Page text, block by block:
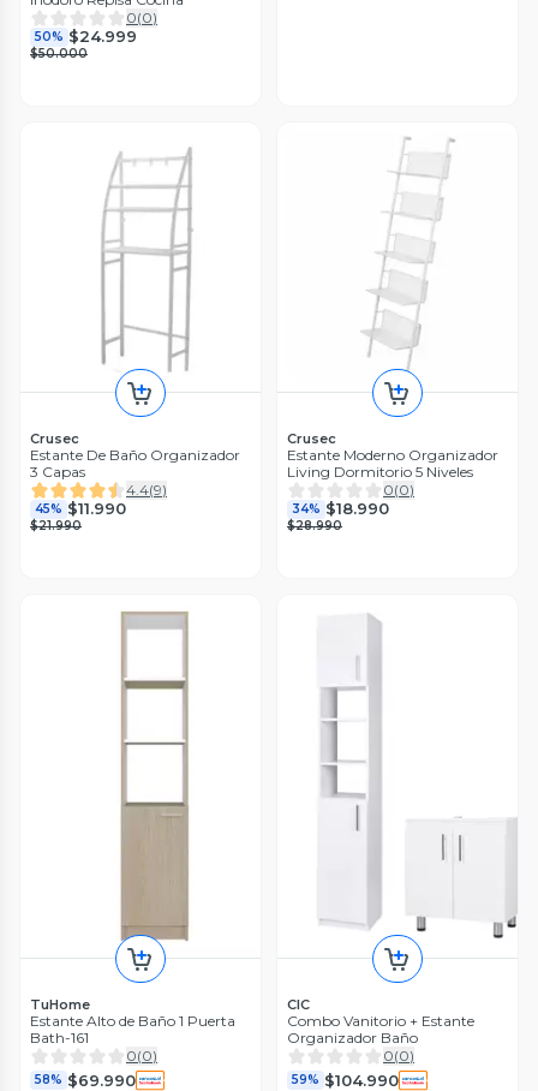
0(0)
50% $24.999
$50.000
Crusec
Estante De Baño Organizador
3 Capas
4.4(9)
45% $11.990
$21.990
Crusec
Estante Moderno Organizador
Living Dormitorio 5 Niveles
0(0)
34% $18.990
$28.990
TuHome
Estante Alto de Baño 1 Puerta
Bath-161
0(0)
58% $69.990
CIC
Combo Vanitorio + Estante
Organizador Baño
0(0)
59% $104.990